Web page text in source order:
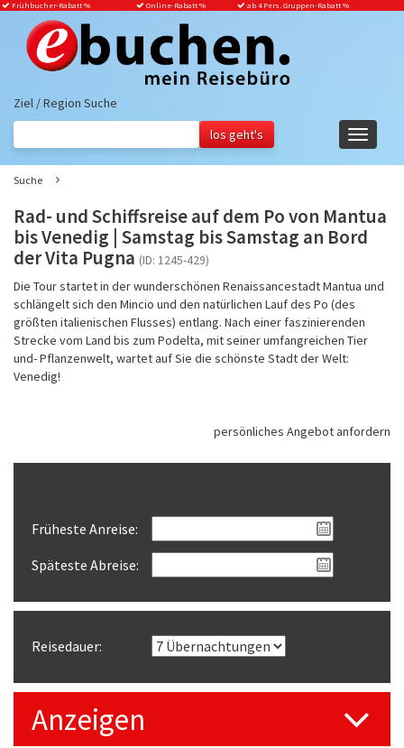
Frühbucher-Rabatt% Online-Rabatt % ab 4 Pers. Gruppen-Rabatt %
Ziel / Region Suche
Suche
Rad- und Schiffsreise auf dem Po von Mantua
bis Venedig | Samstag bis Samstag an Bord
der Vita Pugna (ID: 1245-429)
Die Tour startet in der wunderschönen Renaissancestadt Mantua und
schlängelt sich den Mincio und den natürlichen Lauf des Po (des
größten italienischen Flusses) entlang. Nach einer faszinierenden
Strecke vom Land bis zum Podelta, mit seiner umfangreichen Tier
und- Pflanzenwelt, wartet auf Sie die schönste Stadt der Welt:
Venedig!
persönliches Angebot anfordern
Früheste Anreise:
Späteste Abreise:
Reisedauer:
Anzeigen